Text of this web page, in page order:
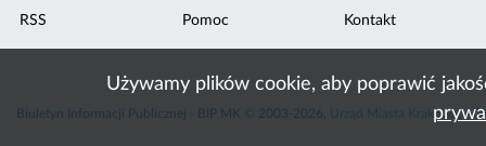
Używamy plików cookie, aby poprawić
RSS
Pomoc
Kontakt
Urząd Miasta Krakowa,